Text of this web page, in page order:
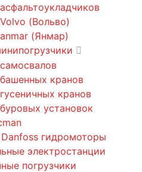
(Вольво)
(Янмар)
кранов
кранов
установок
Danfoss гидромоторы
электростанции
погрузчики